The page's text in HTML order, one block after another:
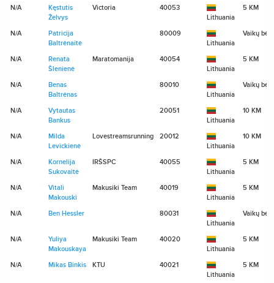
N/A
Kęstutis
Želvys
Victoria
40053
Lithuania
5 KM
N/A
Patricija
Baltrėnaitė
80009
Lithuania
Vaikų
N/A
Renata
Šlenienė
Maratomanija
40054
Lithuania
5 KM
N/A
Benas
Baltrėnas
80010
Lithuania
Vaikų
N/A
Vytautas
Bankus
20051
Lithuania
10 KM
N/A
Milda
Levickienė
Lovestreamsrunning
20012
Lithuania
10 KM
N/A
Kornelija
Sukovaitė
IRŠSPC
40055
Lithuania
5 KM
N/A
Vitali
Makouski
Makusiki Team
40019
Lithuania
5 KM
N/A Ben Hessler
80031
Lithuania
Vaikų
N/A
Yuliya
Makouskaya
Makusiki Team
40020
Lithuania
5 KM
N/A Mikas Binkis KTU
40021
Lithuania
5 KM